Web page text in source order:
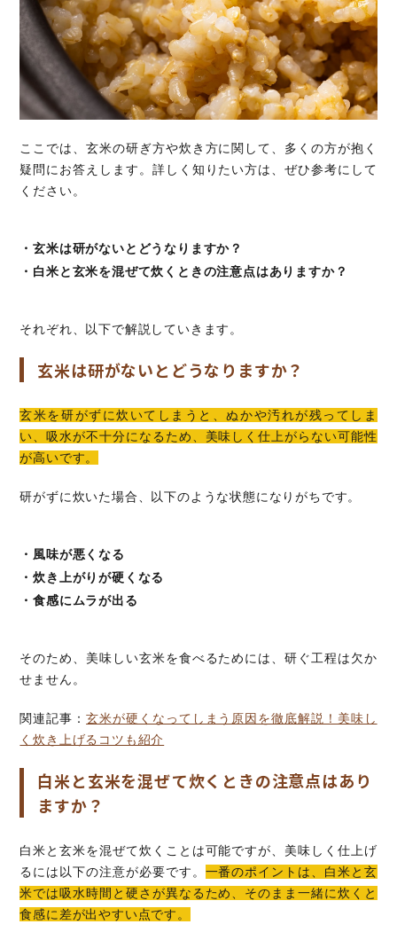
ここでは、玄米の研ぎ方や炊き方に関して、多くの方が抱く
疑問にお答えします。詳しく知りたい方は、ぜひ参考にして
ください。
・玄米は研がないとどうなりますか？
・白米と玄米を混ぜて炊くときの注意点はありますか？
それぞれ、以下で解説していきます。
玄米は研がないとどうなりますか？
玄米を研がずに炊いてしまうと、ぬかや汚れが残ってしま
い、吸水が不十分になるため、美味しく仕上がらない可能性
が高いです。
研がずに炊いた場合、以下のような状態になりがちです。
・風味が悪くなる
・炊き上がりが硬くなる
・食感にムラが出る
そのため、美味しい玄米を食べるためには、研ぐ工程は欠か
せません。
関連記事：玄米が硬くなってしまう原因を徹底解説！美味し
く炊き上げるコツも紹介
白米と玄米を混ぜて炊くときの注意点はあり
ますか？
白米と玄米を混ぜて炊くことは可能ですが、美味しく仕上げ
るには以下の注意が必要です。 一番のポイントは、白米と玄
米では吸水時間と硬さが異なるため、そのまま一緒に炊くと
食感に差が出やすい点です。